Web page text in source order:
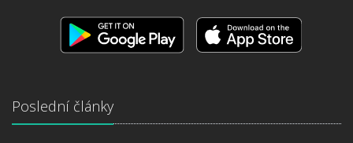
Poslední články